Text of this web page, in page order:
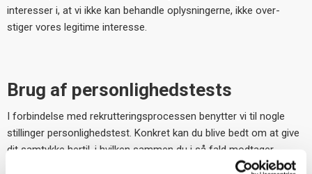
interesser i, at vi ikke kan behandle oplysningerne, ikke over-
stiger vores legitime interesse.
Brug af personlighedstests
I forbindelse med rekrutteringsprocessen benytter vi til nogle
stillinger personlighedstest. Konkret kan du blive bedt om at give
dit samtykke hertil, i hvilken sammen du i så fald modtager
yderligere information om behandlingsgrundlag mv.